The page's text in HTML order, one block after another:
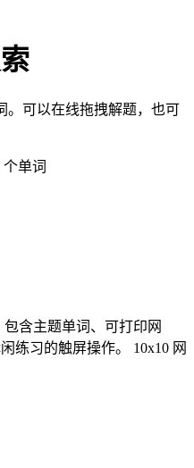
。可以在线拖拽解题，也可
个单词
含主题单词、可打印网
练习的触屏操作。
10x10 网